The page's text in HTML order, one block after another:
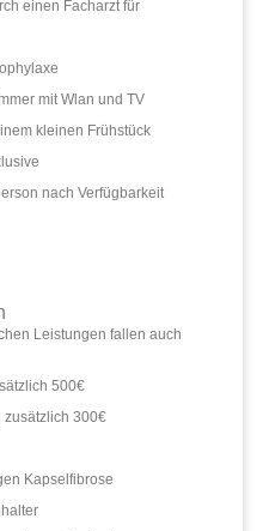
einen Facharzt für
mit Wlan und TV
kleinen Frühstück
nach Verfügbarkeit
Leistungen fallen auch
500€
zusätzlich 300€
Kapselfibrose